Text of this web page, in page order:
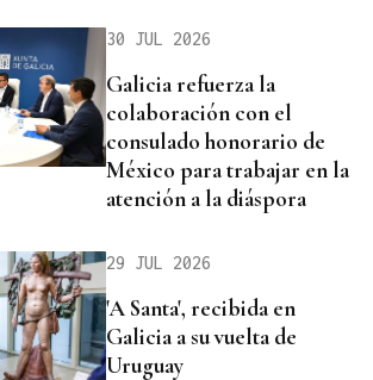
30 JUL 2026
Galicia refuerza la
colaboración con el
consulado honorario de
México para trabajar en la
atención a la diáspora
29 JUL 2026
'A Santa', recibida en
Galicia a su vuelta de
Uruguay